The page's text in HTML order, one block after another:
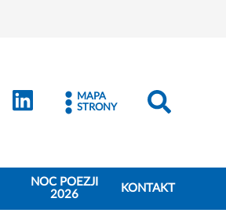
- YouTube
- Instagram
Kraków - LinkedIn
MAPA
STRONY
NOC POEZJI
2026
KONTAKT